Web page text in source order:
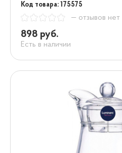
Код товара: 175575
— отзывов нет
898 руб.
Есть в наличии